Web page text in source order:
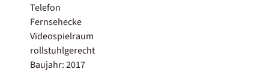
Telefon
Fernsehecke
Videospielraum
rollstuhlgerecht
Baujahr: 2017